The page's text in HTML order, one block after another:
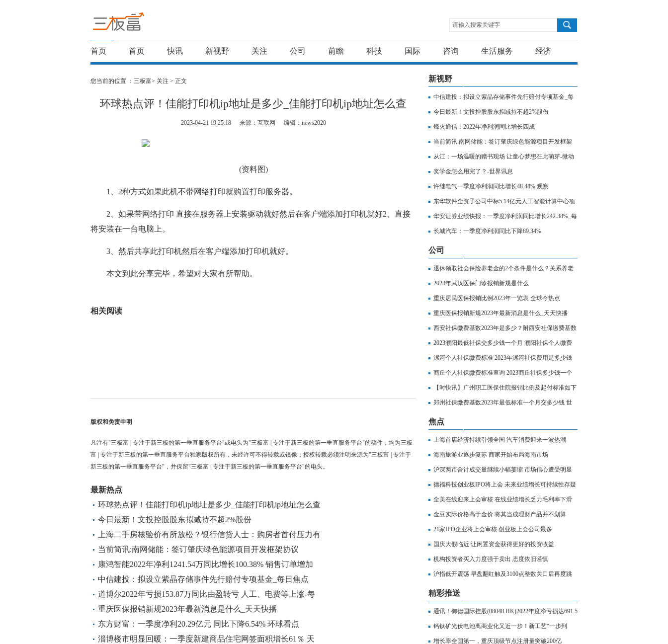
请输入搜索关键字
首页 首页 快讯 新视野 关注 公司 前瞻 科技 国际 咨询 生活服务 经济
您当前的位置 ： 三板富> 关注 > 正文
环球热点评！佳能打印机ip地址是多少_佳能打印机ip地址怎么查
2023-04-21 19:25:18 来源：互联网 编辑：news2020
(资料图)
1、2种方式如果此机不带网络打印就购置打印服务器。
2、如果带网络打印 直接在服务器上安装驱动就好然后在客户端添加打印机就好2、直接
将安装在一台电脑上。
3、然后共享此打印机然后在客户端添加打印机就好。
本文到此分享完毕，希望对大家有所帮助。
相关阅读
版权和免责申明
凡注有"三板富 | 专注于新三板的第一垂直服务平台"或电头为"三板富 | 专注于新三板的第一垂直服务平台"的稿件，均为三板
富 | 专注于新三板的第一垂直服务平台独家版权所有，未经许可不得转载或镜像；授权转载必须注明来源为"三板富 | 专注于
新三板的第一垂直服务平台"，并保留"三板富 | 专注于新三板的第一垂直服务平台"的电头。
最新热点
环球热点评！佳能打印机ip地址是多少_佳能打印机ip地址怎么查
今日最新！文投控股股东拟减持不超2%股份
上海二手房核验价有所放松？银行信贷人士：购房者首付压力有
所减轻
当前简讯:南网储能：签订肇庆绿色能源项目开发框架协议
康鸿智能2022年净利1241.54万同比增长100.38% 销售订单增加
每日速递
中信建投：拟设立紫晶存储事件先行赔付专项基金_每日焦点
道博尔2022年亏损153.87万同比由盈转亏 人工、电费等上涨-每
日焦点
重庆医保报销新规2023年最新消息是什么_天天快播
东方财富：一季度净利20.29亿元 同比下降6.54% 环球看点
淄博楼市明显回暖：一季度新建商品住宅网签面积增长61％ 天
新视野
中信建投：拟设立紫晶存储事件先行赔付专项基金_每
日焦点
今日最新！文投控股股东拟减持不超2%股份
烽火通信：2022年净利润同比增长四成
当前简讯:南网储能：签订肇庆绿色能源项目开发框架
协议
从江：一场温暖的赠书现场 让童心梦想在此萌芽-微动
态
奖学金怎么用完了？-世界讯息
许继电气一季度净利润同比增长48.48% 观察
东华软件全资子公司中标5.14亿元人工智能计算中心项
目_天天快播报
华安证券业绩快报：一季度净利润同比增长242.38%_每
日聚焦
长城汽车：一季度净利润同比下降89.34%
公司
退休领取社会保险养老金的2个条件是什么？关系养老
金多少的3个因素
2023年武汉医保门诊报销新规是什么
重庆居民医保报销比例2023年一览表 全球今热点
重庆医保报销新规2023年最新消息是什么_天天快播
西安社保缴费基数2023年是多少？附西安社保缴费基数
计算公式 全球热点评
2023濮阳最低社保交多少钱一个月 濮阳社保个人缴费
标准详情 世界速讯
漯河个人社保缴费标准 2023年漯河社保费用是多少钱
一个月
商丘个人社保缴费标准查询 2023商丘社保多少钱一个
月|环球热推荐
【时快讯】广州职工医保住院报销比例及起付标准如下
郑州社保缴费基数2023年最低标准一个月交多少钱 世
界微资讯
焦点
上海首店经济持续引领全国 汽车消费迎来一波热潮
海南旅游业逐步复苏 商家开始布局海南市场
沪深两市合计成交量继续小幅萎缩 市场信心遭受明显
打击
德福科技创业板IPO将上会 未来业绩增长可持续性存疑
全美在线迎来上会审核 在线业绩增长乏力毛利率下滑
金豆实际价格高于金价 将其当成理财产品并不划算
21家IPO企业将上会审核 创业板上会公司最多
国庆大假临近 让闲置资金获得更好的投资收益
机构投资者买入力度强于卖出 态度依旧谨慎
沪指低开震荡 早盘翻红触及3100点整数关口后再度跳
水
精彩推送
通讯！御德国际控股(08048.HK)2022年度净亏损达691.5
万港元
钙钛矿光伏电池离商业化又近一步！新工艺“一步到
位”生产 简单高效
增长率全国第一，重庆顶级节点注册量突破200亿